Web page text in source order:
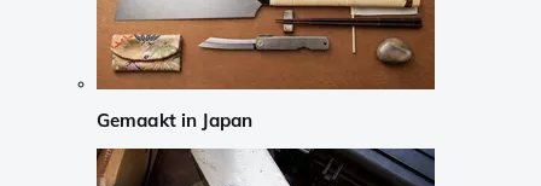
Gemaakt in Japan